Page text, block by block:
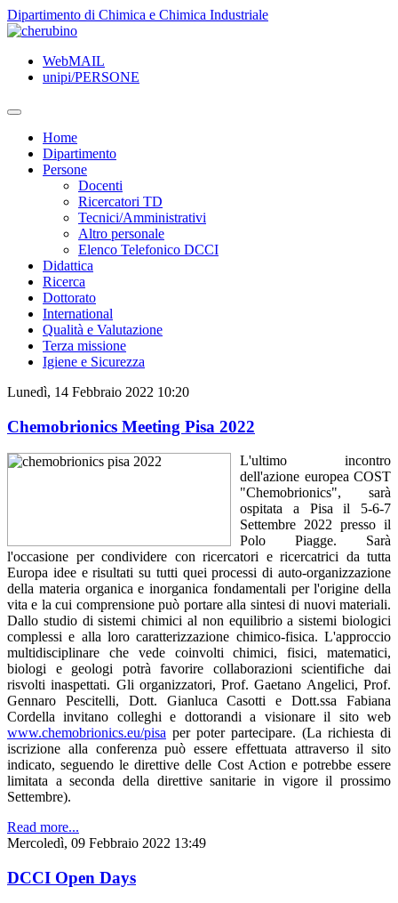
TPL_UNIPI_SKIP_TO_CONTENT
Dipartimento di Chimica e Chimica Industriale
WebMAIL
unipi/PERSONE
Home
Dipartimento
Persone
Docenti
Ricercatori TD
Tecnici/Amministrativi
Altro personale
Elenco Telefonico DCCI
Didattica
Ricerca
Dottorato
International
Qualità e Valutazione
Terza missione
Igiene e Sicurezza
Lunedì, 14 Febbraio 2022 10:20
Chemobrionics Meeting Pisa 2022
L'ultimo incontro
dell'azione europea COST
"Chemobrionics", sarà
ospitata a Pisa il 5-6-7
Settembre 2022 presso il
Polo Piagge. Sarà
l'occasione per condividere con ricercatori e ricercatrici da tutta
Europa idee e risultati su tutti quei processi di auto-organizzazione
della materia organica e inorganica fondamentali per l'origine della
vita e la cui comprensione può portare alla sintesi di nuovi materiali.
Dallo studio di sistemi chimici al non equilibrio a sistemi biologici
complessi e alla loro caratterizzazione chimico-fisica. L'approccio
multidisciplinare che vede coinvolti chimici, fisici, matematici,
biologi e geologi potrà favorire collaborazioni scientifiche dai
risvolti inaspettati. Gli organizzatori, Prof. Gaetano Angelici, Prof.
Gennaro Pescitelli, Dott. Gianluca Casotti e Dott.ssa Fabiana
Cordella invitano colleghi e dottorandi a visionare il sito web
www.chemobrionics.eu/pisa per poter partecipare. (La richiesta di
iscrizione alla conferenza può essere effettuata attraverso il sito
indicato, seguendo le direttive delle Cost Action e potrebbe essere
limitata a seconda della direttive sanitarie in vigore il prossimo
Settembre).
Read more...
Mercoledì, 09 Febbraio 2022 13:49
DCCI Open Days